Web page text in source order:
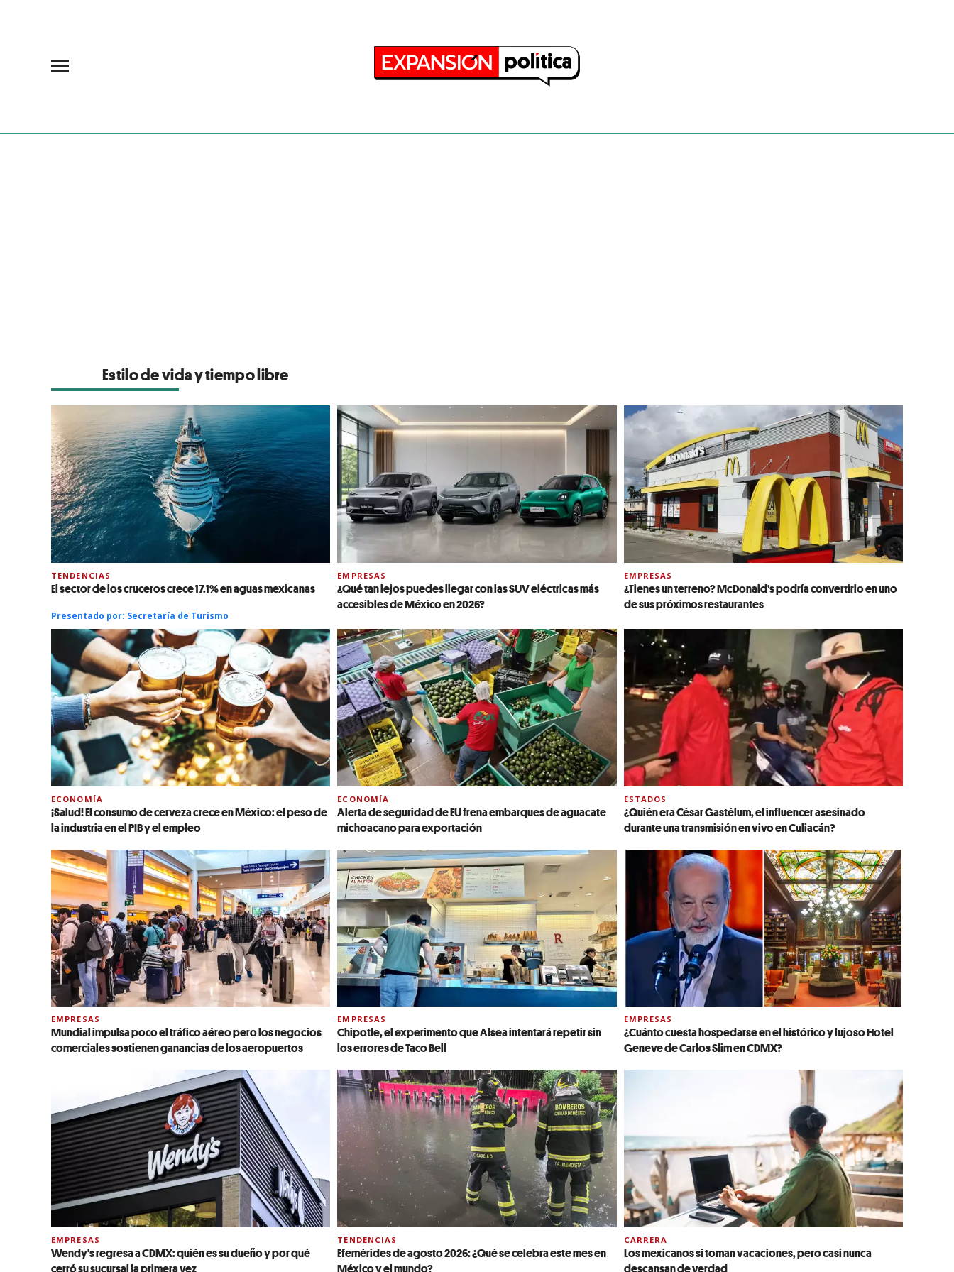
Estilo de vida y tiempo libre
TENDENCIAS
El sector de los cruceros crece 17.1% en aguas mexicanas
Presentado por: Secretaría de Turismo
EMPRESAS
¿Qué tan lejos puedes llegar con las SUV eléctricas más
accesibles de México en 2026?
EMPRESAS
¿Tienes un terreno? McDonald’s podría convertirlo en uno
de sus próximos restaurantes
ECONOMÍA
¡Salud! El consumo de cerveza crece en México: el peso de
la industria en el PIB y el empleo
ECONOMÍA
Alerta de seguridad de EU frena embarques de aguacate
michoacano para exportación
ESTADOS
¿Quién era César Gastélum, el influencer asesinado
durante una transmisión en vivo en Culiacán?
EMPRESAS
Mundial impulsa poco el tráfico aéreo pero los negocios
comerciales sostienen ganancias de los aeropuertos
EMPRESAS
Chipotle, el experimento que Alsea intentará repetir sin
los errores de Taco Bell
EMPRESAS
¿Cuánto cuesta hospedarse en el histórico y lujoso Hotel
Geneve de Carlos Slim en CDMX?
EMPRESAS
Wendy's regresa a CDMX: quién es su dueño y por qué
cerró su sucursal la primera vez
TENDENCIAS
Efemérides de agosto 2026: ¿Qué se celebra este mes en
México y el mundo?
CARRERA
Los mexicanos sí toman vacaciones, pero casi nunca
descansan de verdad